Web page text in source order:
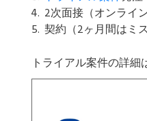
2次面接（オンライン
契約（2ヶ月間はミ
トライアル案件の詳細